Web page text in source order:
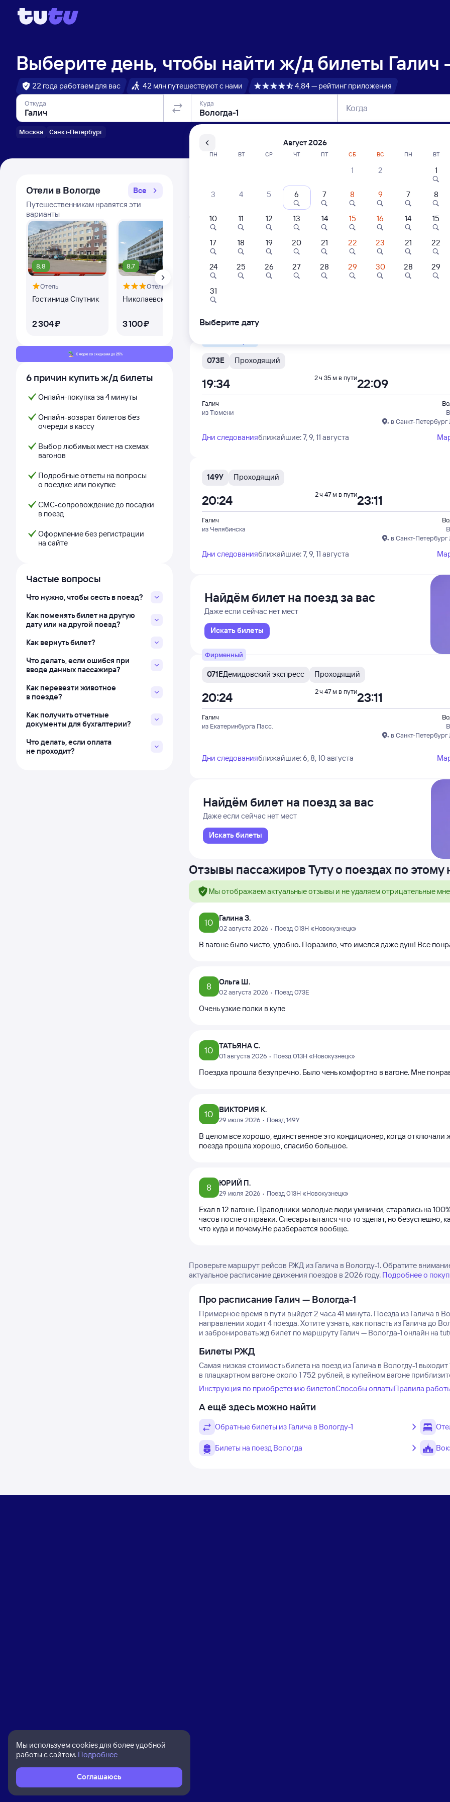
Выберите день, чтобы найти ж/д билеты Галич
22 года работаем для вас 42 млн путешествуют с нами 4,84 — рейтинг приложения
Откуда
Москва Санкт-Петербург
Куда Когда
Отели в Вологде
Все
Путешественникам нравятся эти
варианты
8,8
Отель
Гостиница Спутник
2 ⁠304 ⁠₽
8,7
Отель
Николаевский
3 ⁠100 ⁠₽
8,2
Paradise Hotel
2 ⁠900 ⁠₽
7,8
6 причин купить ж/д билеты
Онлайн-покупка за 4 минуты
Онлайн-возврат билетов без
очереди в кассу
Выбор любимых мест на схемах
вагонов
Подробные ответы на вопросы
о поездке или покупке
СМС-сопровождение до посадки
в поезд
Оформление без регистрации
на сайте
Частые вопросы
Что нужно, чтобы сесть в поезд?
Как поменять билет на другую
дату или на другой поезд?
Как вернуть билет?
Что делать, если ошибся при
вводе данных пассажира?
Как перевезти животное
в поезде?
Как получить отчетные
документы для бухгалтерии?
Что делать, если оплата
не проходит?
Расписание поездов Галич — Вологда-1
Расписание поездов Вологда-1 — Галич
Открыта продажа билетов на 3 ноября. Отправление и прибытие по местному
Самый быстрый
Фирменный
013Н Новокузнецк Проходящий
Галич
из Новокузнецка (ж/д вокзал)
19:34 22:09
Дни следованияближайшие: 6, 8, 10 августа
073Е Проходящий
Галич
из Тюмени
в Санкт-Петербург
19:34 22:09
2 ч 35 м в пути
Дни следованияближайшие: 7, 9, 11 августа
149У Проходящий
Галич
из Челябинска
в Санкт-Петербург
20:24 23:11
2 ч 47 м в пути
Дни следованияближайшие: 7, 9, 11 августа
Найдём билет на поезд за вас
Даже если сейчас нет мест
Искать билеты
Фирменный
071ЕДемидовский экспресс Проходящий
Галич
из Екатеринбурга Пасс.
в Санкт-Петербург
20:24 23:11
2 ч 47 м в пути
Дни следованияближайшие: 6, 8, 10 августа
Найдём билет на поезд за вас
Даже если сейчас нет мест
Искать билеты
Отзывы пассажиров Туту о поездах по
Мы отображаем актуальные отзывы и не удаляем отрицательные
10 Галина З.
02 августа 2026 • Поезд 013Н «Новокузнецк»
В вагоне было чисто, удобно. Поразило, что имелся даже душ! Все
8 Ольга Ш.
02 августа 2026 • Поезд 073Е
Очень узкие полки в купе
10 ТАТЬЯНА С.
01 августа 2026 • Поезд 013Н «Новокузнецк»
Поездка прошла безупречно. Было чень комфортно в вагоне. Мне
10 ВИКТОРИЯ К.
29 июля 2026 • Поезд 149У
В целом все хорошо, единственное это кондиционер, когда
поезда прошла хорошо, спасибо большое.
8 ЮРИЙ П.
29 июля 2026 • Поезд 013Н «Новокузнецк»
Ехал в 12 вагоне. Праводники молодые люди умнички, старались на
часов после отправки. Слесарь пытался что то зделат, но
что куда и почему.Не разберается вообще.
Проверьте маршрут рейсов РЖД из Галича в Вологду-1. Обратите
актуальное расписание движения поездов в 2026 году. Подробнее о
Про расписание Галич — Вологда-1
Примерное время в пути выйдет 2 часа 41 минута. Поезда из Галича в
направлении ходит 4 поезда.Хотите узнать, как попасть из Галича до
и забронировать жд билет по маршруту Галич — Вологда-1 онлайн на
Билеты РЖД
Самая низкая стоимость билета на поезд из Галича в Вологду-1 выходит
в плацкартном вагоне около 1 752 рублей, в купейном вагоне
Инструкция по приобретению билетовСпособы оплатыПравила
А ещё здесь можно найти
Обратные билеты из Галича в Вологду-1
Билеты на поезд Вологда
Мы используем cookies для более удобной
работы с сайтом. Подробнее
Соглашаюсь
Август 2026
ПН ВТ СР ЧТ ПТ СБ ВС
1 2
3 4 5 6 7 8 9
10 11 12 13 14 15 16
17 18 19 20 21 22 23
24 25 26 27 28 29 30
31
ПН ВТ
1
7 8
14 15
21 22
28 29
Выберите дату